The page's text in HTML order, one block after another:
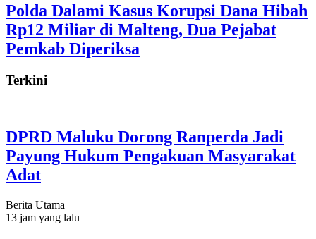
Polda Dalami Kasus Korupsi Dana Hibah
Rp12 Miliar di Malteng, Dua Pejabat
Pemkab Diperiksa
Terkini
DPRD Maluku Dorong Ranperda Jadi
Payung Hukum Pengakuan Masyarakat
Adat
Berita Utama
13 jam yang lalu